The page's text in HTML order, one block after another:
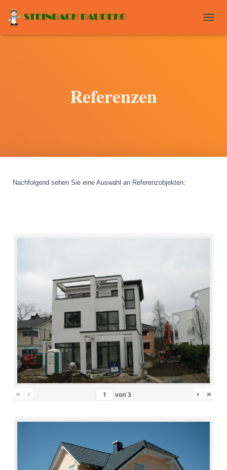
O
Referenzen
Nachfolgend sehen Sie eine Auswahl an Referenzobjekten:
« ‹ von 3 › »